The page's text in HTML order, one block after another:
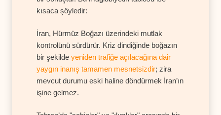
kısaca şöyledir:
İran, Hürmüz Boğazı üzerindeki mutlak
kontrolünü sürdürür. Kriz dindiğinde boğazın
bir şekilde yeniden trafiğe açılacağına dair
yaygın inanış tamamen mesnetsizdir; zira
mevcut durumu eski haline döndürmek İran’ın
işine gelmez.